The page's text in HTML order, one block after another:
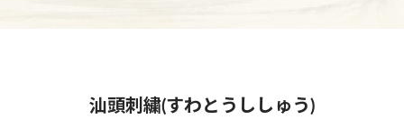
汕頭刺繍(すわとうししゅう)